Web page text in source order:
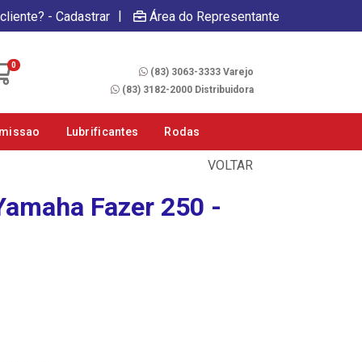
- Cadastrar | Área do Representante
0
(83) 3063-3333 Varejo
(83) 3182-2000 Distribuidora
Lubrificantes Rodas
VOLTAR
Fazer 250 -